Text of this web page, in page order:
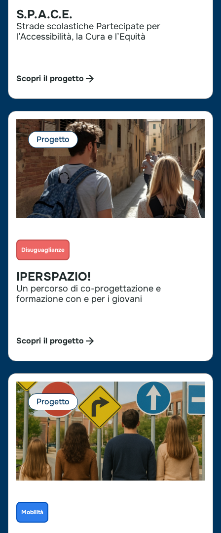
S.P.A.C.E.
Strade scolastiche Partecipate per
l’Accessibilità, la Cura e l’Equità
Scopri il progetto
Progetto
Disuguaglianze
IPERSPAZIO!
Un percorso di co-progettazione e
formazione con e per i giovani
Scopri il progetto
Progetto
Mobilità